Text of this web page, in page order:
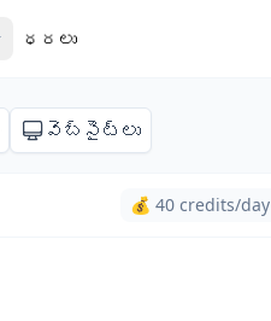
ధరలు
వెబ్‌సైట్లు
💰 40 credits/day